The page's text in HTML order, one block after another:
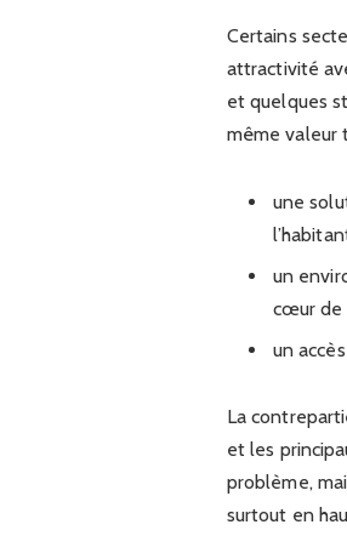
Certains
attractivité
et quelques
même valeur
une
un
cœur de
un
La
et les
problème,
surtout en